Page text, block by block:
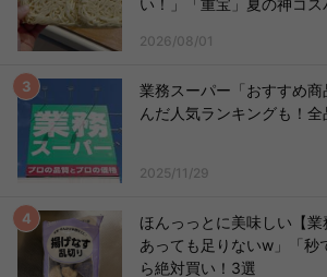
い！」「重宝」夏の神コス
2026/08/01
業務スーパー「おすすめ
んだ人気ランキングも！
2025/11/29
ほんっっとに美味しい【
あっても足りないw」「秒
ら絶対買い！3選